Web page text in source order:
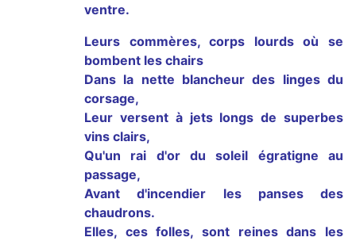
ventre.
Leurs commères, corps lourds où se
bombent les chairs
Dans la nette blancheur des linges du
corsage,
Leur versent à jets longs de superbes
vins clairs,
Qu'un rai d'or du soleil égratigne au
passage,
Avant d'incendier les panses des
chaudrons.
Elles, ces folles, sont reines dans les